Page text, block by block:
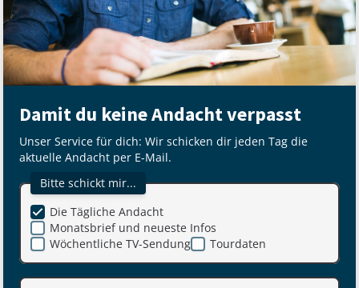
Damit du keine Andacht verpasst
Unser Service für dich: Wir schicken dir jeden Tag die
aktuelle Andacht per E-Mail.
Bitte schickt mir...
Monatsbrief und neueste Infos
Die Tägliche Andacht
Wöchentliche TV-Sendung Tourdaten